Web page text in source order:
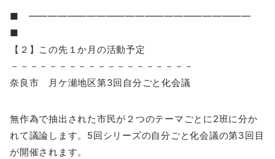
■ ━━━━━━━━━━━━━━━━━━━━━━━
■
【２】この先１か月の活動予定
－－－－－－－－－－－－－－－－－－－
奈良市 月ケ瀬地区第3回自分ごと化会議
無作為で抽出された市民が２つのテーマごとに2班に分か
れて議論します。5回シリーズの自分ごと化会議の第3回目
が開催されます。